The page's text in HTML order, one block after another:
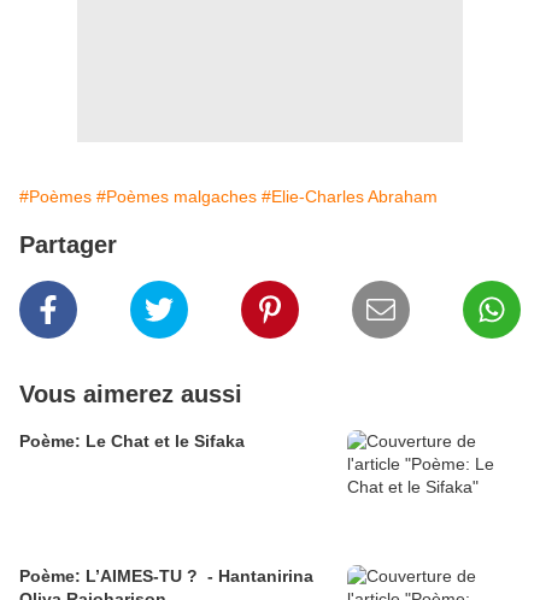
#Poèmes #Poèmes malgaches #Elie-Charles Abraham
Partager
Vous aimerez aussi
Poème: Le Chat et le Sifaka
Poème: L’AIMES-TU ? - Hantanirina